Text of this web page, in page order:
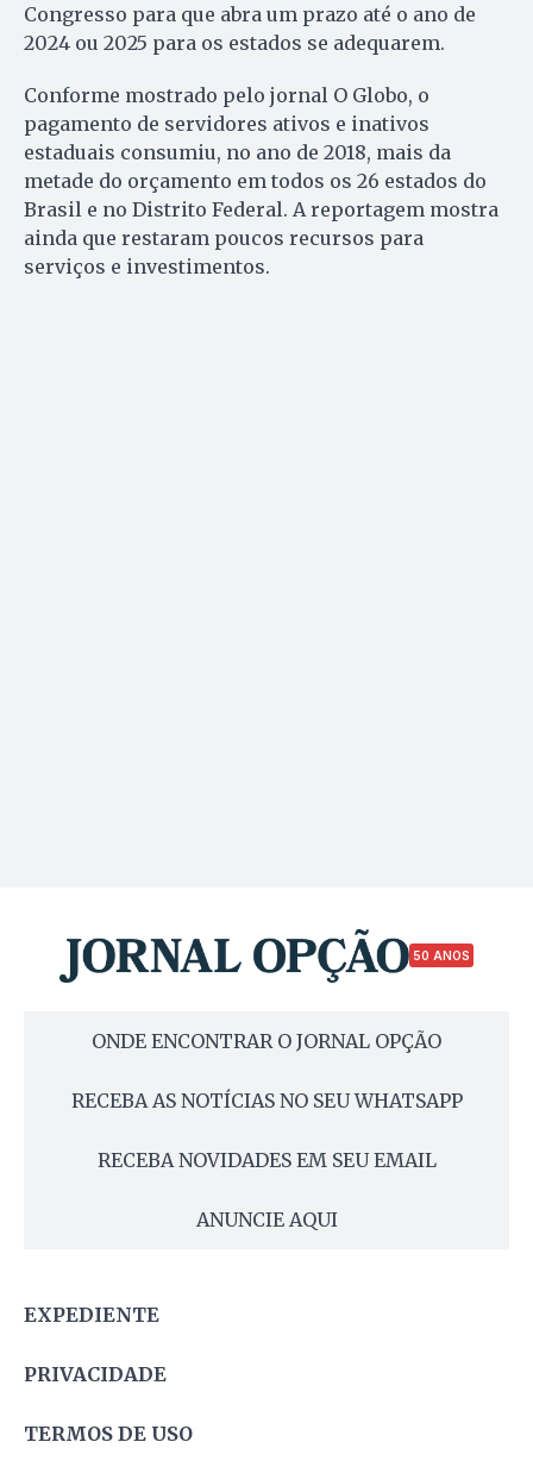
Congresso para que abra um prazo até o ano de
2024 ou 2025 para os estados se adequarem.
Conforme mostrado pelo jornal O Globo, o
pagamento de servidores ativos e inativos
estaduais consumiu, no ano de 2018, mais da
metade do orçamento em todos os 26 estados do
Brasil e no Distrito Federal. A reportagem mostra
ainda que restaram poucos recursos para
serviços e investimentos.
50 ANOS
ONDE ENCONTRAR O JORNAL OPÇÃO
RECEBA AS NOTÍCIAS NO SEU WHATSAPP
RECEBA NOVIDADES EM SEU EMAIL
ANUNCIE AQUI
EXPEDIENTE
PRIVACIDADE
TERMOS DE USO